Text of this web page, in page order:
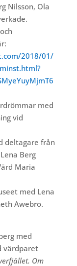
Nilsson, Ola
2018/01/
med
vid
deltagare från
Berg
Maria
med Lena
Awebro.
med
värdparet
Om